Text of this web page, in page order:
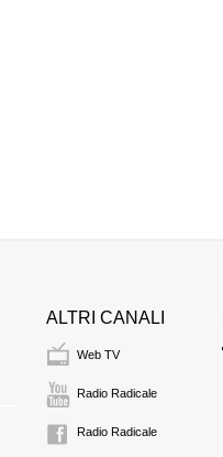
ALTRI CANALI
Web TV
Radio Radicale
Radio Radicale